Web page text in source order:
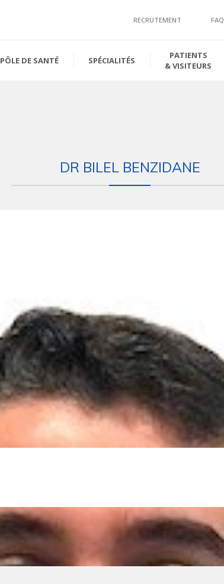
RECRUTEMENT FAQ
PÔLE DE SANTÉ SPÉCIALITÉS
PATIENTS
& VISITEURS
DR BILEL BENZIDANE